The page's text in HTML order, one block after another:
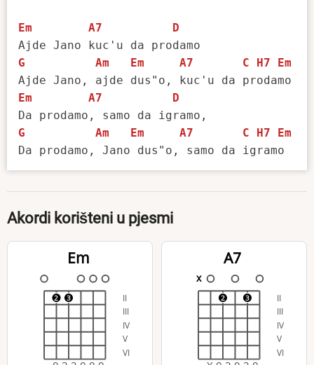
Em A7
D
G
Am Em A7 C H7
Em
Em
A7
D
G
Am Em A7 C H7
Em
Akordi korišteni u pjesmi
Em
II
III
IV
V
VI
2 3
A7
x
II
III
IV
V
VI
2 3